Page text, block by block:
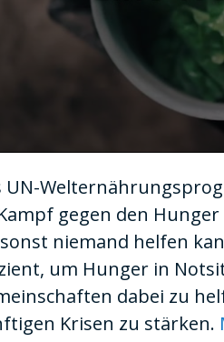
Volume
UN-
gegen den
niemand helfen
um Hunger in
dabei zu
Krisen zu stärken.